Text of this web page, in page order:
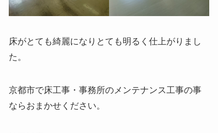
床がとても綺麗になりとても明るく仕上がりまし
た。
京都市で床工事・事務所のメンテナンス工事の事
ならおまかせください。